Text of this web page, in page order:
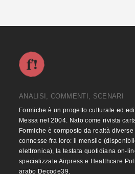
ANALISI, COMMENTI, SCENARI
Formiche è un progetto culturale ed
Messa nel 2004. Nato come rivista
Formiche è composto da realtà diverse
connesse fra loro: il mensile
elettronica), la testata quotidiana on-
specializzate Airpress e Healthcare
arabo Decode39.